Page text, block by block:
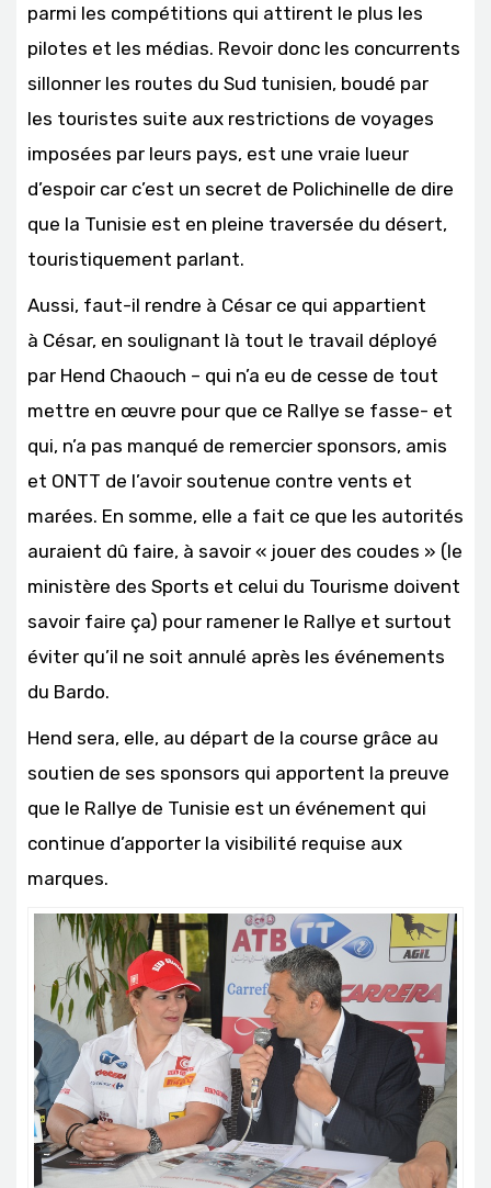
parmi les compétitions qui attirent le plus les
pilotes et les médias. Revoir donc les concurrents
sillonner les routes du Sud tunisien, boudé par
les touristes suite aux restrictions de voyages
imposées par leurs pays, est une vraie lueur
d’espoir car c’est un secret de Polichinelle de dire
que la Tunisie est en pleine traversée du désert,
touristiquement parlant.
Aussi, faut-il rendre à César ce qui appartient
à César, en soulignant là tout le travail déployé
par Hend Chaouch – qui n’a eu de cesse de tout
mettre en œuvre pour que ce Rallye se fasse- et
qui, n’a pas manqué de remercier sponsors, amis
et ONTT de l’avoir soutenue contre vents et
marées. En somme, elle a fait ce que les autorités
auraient dû faire, à savoir « jouer des coudes » (le
ministère des Sports et celui du Tourisme doivent
savoir faire ça) pour ramener le Rallye et surtout
éviter qu’il ne soit annulé après les événements
du Bardo.
Hend sera, elle, au départ de la course grâce au
soutien de ses sponsors qui apportent la preuve
que le Rallye de Tunisie est un événement qui
continue d’apporter la visibilité requise aux
marques.